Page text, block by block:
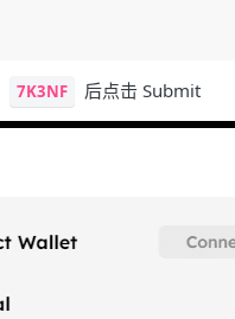
7K3NF 后点击 Submit